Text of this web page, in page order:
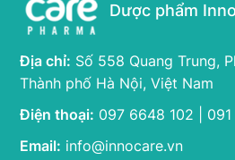
Dược phẩm
Địa chỉ: Số 558 Quang Trung,
Thành phố Hà Nội, Việt Nam
Điện thoại: 097 6648 102 |
Email: info@innocare.vn